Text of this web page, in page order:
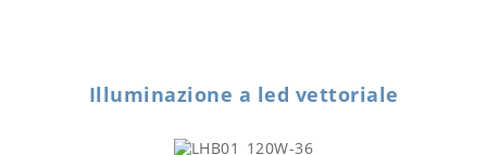
Illuminazione a led vettoriale